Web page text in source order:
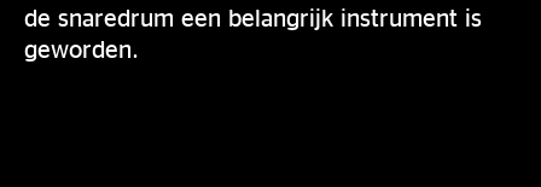
de snaredrum een belangrijk instrument is
geworden.